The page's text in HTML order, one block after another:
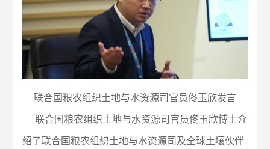
联合国粮农组织土地与水资源司官员佟玉欣发言
联合国粮农组织土地与水资源司官员佟玉欣博士介
绍了联合国粮农组织土地与水资源司及全球土壤伙伴